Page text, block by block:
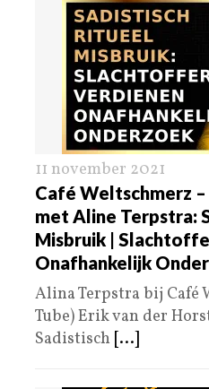
11 november 2021
Café Weltschmerz
met Aline Terpstra:
Misbruik |
Onafhankelijk
Alina Terpstra bij Café
Tube) Erik van der
Sadistisch [...]